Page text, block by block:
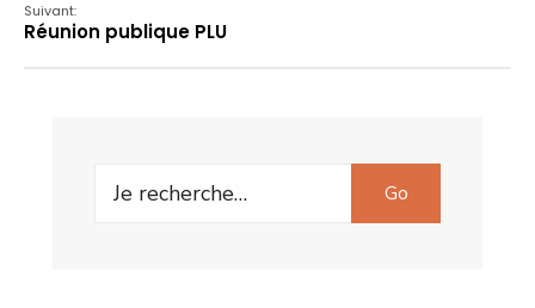
Suivant:
Réunion publique PLU
Search
Go